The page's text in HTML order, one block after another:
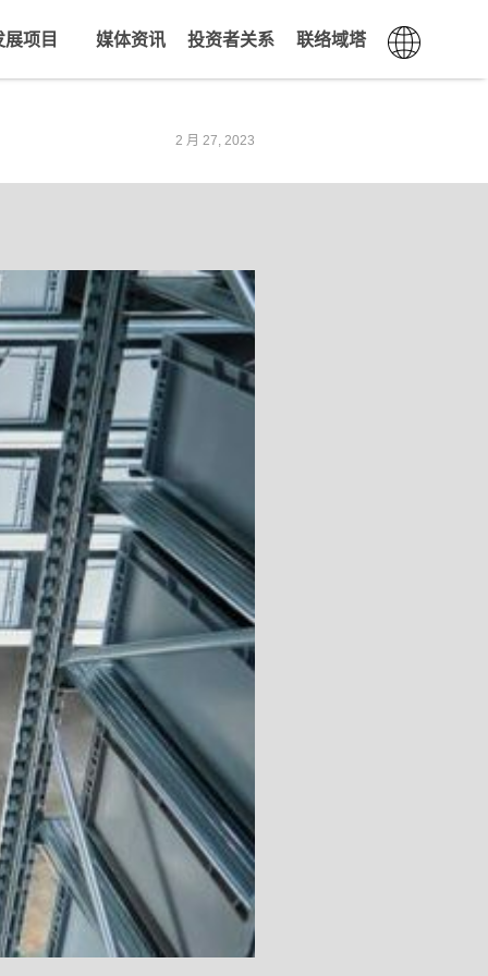
展项目 媒体资讯 投资者关系 联络域塔
2 月 27, 2023